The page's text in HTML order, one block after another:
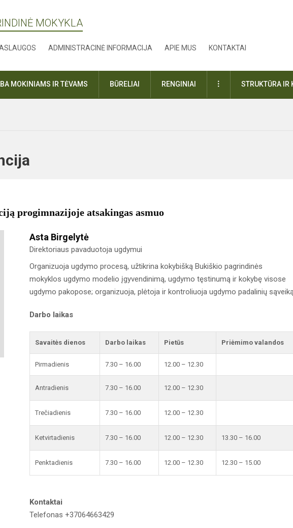
MOKYKLA
ADMINISTRACINĖ INFORMACIJA APIE MUS KONTAKTAI
MOKINIAMS IR TĖVAMS BŪRELIAI RENGINIAI DAUGIAUSTRUKTŪRA IR
progimnazijoje atsakingas asmuo
Asta Birgelytė
Direktoriaus pavaduotoja ugdymui
Organizuoja ugdymo procesą, užtikrina kokybišką Bukiškio pagrindinės
mokyklos ugdymo modelio įgyvendinimą, ugdymo tęstinumą ir kokybę visose
ugdymo pakopose; organizuoja, plėtoja ir kontroliuoja ugdymo padalinių
Darbo laikas
Savaitės dienos Darbo laikas Pietūs Priėmimo valandos
Pirmadienis 7.30 – 16.00 12.00 – 12.30
Antradienis 7.30 – 16.00 12.00 – 12.30
Trečiadienis 7.30 – 16.00 12.00 – 12.30
Ketvirtadienis 7.30 – 16.00 12.00 – 12.30 13.30 – 16.00
Penktadienis 7.30 – 16.00 12.00 – 12.30 12.30 – 15.00
Kontaktai
Telefonas +37064663429